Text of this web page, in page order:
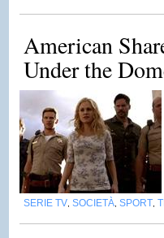
American
Under the
SERIE TV SOCIETÀ SPORT